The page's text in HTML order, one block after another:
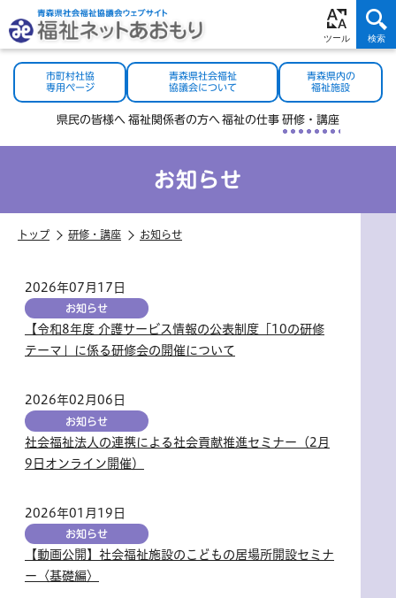
市町村社協
専用ページ
青森県社会福祉
協議会について
青森県内の
福祉施設
県民の皆様へ 福祉関係者の方へ福祉の仕事 研修・ 講座
お知らせ
トップ 研修・講座 お知らせ
2026年07月17日
お知らせ
【令和8年度 介護サービス情報の公表制度「10の研修
テーマ」に係る研修会の開催について
2026年02月06日
お知らせ
社会福祉法人の連携による社会貢献推進セミナー（2月
9日オンライン開催）
2026年01月19日
お知らせ
【動画公開】社会福祉施設のこどもの居場所開設セミナ
ー〈基礎編〉